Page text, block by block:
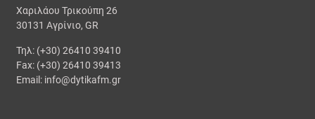
Χαριλάου Τρικούπη 26
30131 Αγρίνιο, GR
Τηλ: (+30) 26410 39410
Fax: (+30) 26410 39413
Email: info@dytikafm.gr